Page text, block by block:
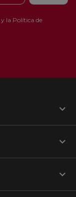
y la Política de


